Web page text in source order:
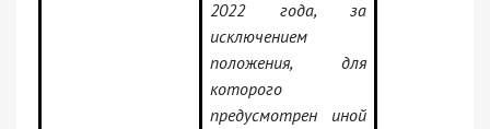
2022 года, за
исключением
положения, для
которого
предусмотрен иной